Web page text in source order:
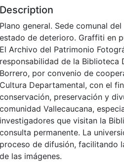
Description
Plano general. Sede comunal
estado de deterioro. Graffiti en
El Archivo del Patrimonio
responsabilidad de la Biblioteca
Borrero, por convenio de
Cultura Departamental, con el
conservación, preservación y
comunidad Vallecaucana,
investigadores que visitan la
consulta permanente. La
proceso de difusión, facilitando
de las imágenes.